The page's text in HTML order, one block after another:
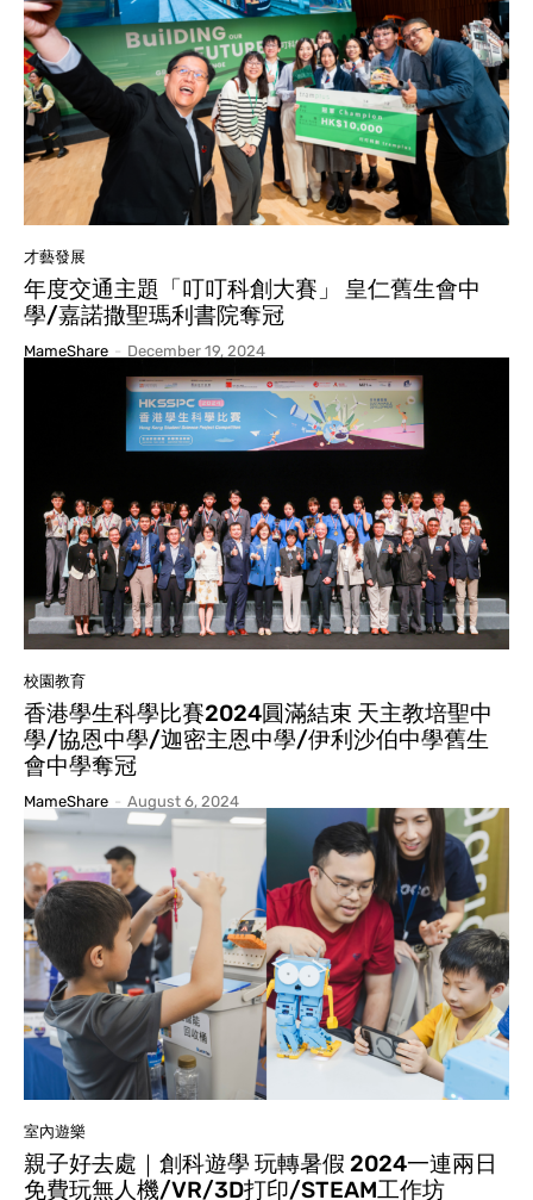
才藝發展
年度交通主題「叮叮科創大賽」 皇仁舊生會中
學/嘉諾撒聖瑪利書院奪冠
MameShare - December 19, 2024
校園教育
香港學生科學比賽2024圓滿結束 天主教培聖中
學/協恩中學/迦密主恩中學/伊利沙伯中學舊生
會中學奪冠
MameShare - August 6, 2024
室內遊樂
親子好去處｜創科遊學 玩轉暑假 2024一連兩日
免費玩無人機/VR/3D打印/STEAM工作坊